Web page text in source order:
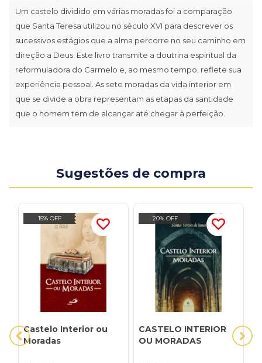
Um castelo dividido em várias moradas foi a comparação
que Santa Teresa utilizou no século XVI para descrever os
sucessivos estágios que a alma percorre no seu caminho em
direção a Deus. Este livro transmite a doutrina espiritual da
reformuladora do Carmelo e, ao mesmo tempo, reflete sua
experiência pessoal. As sete moradas da vida interior em
que se divide a obra representam as etapas da santidade
que o homem tem de alcançar até chegar à perfeição.
Sugestões de compra
15% OFF
Castelo Interior ou
Moradas
20% OFF
CASTELO INTERIOR
OU MORADAS